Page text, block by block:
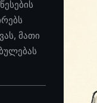
მათი